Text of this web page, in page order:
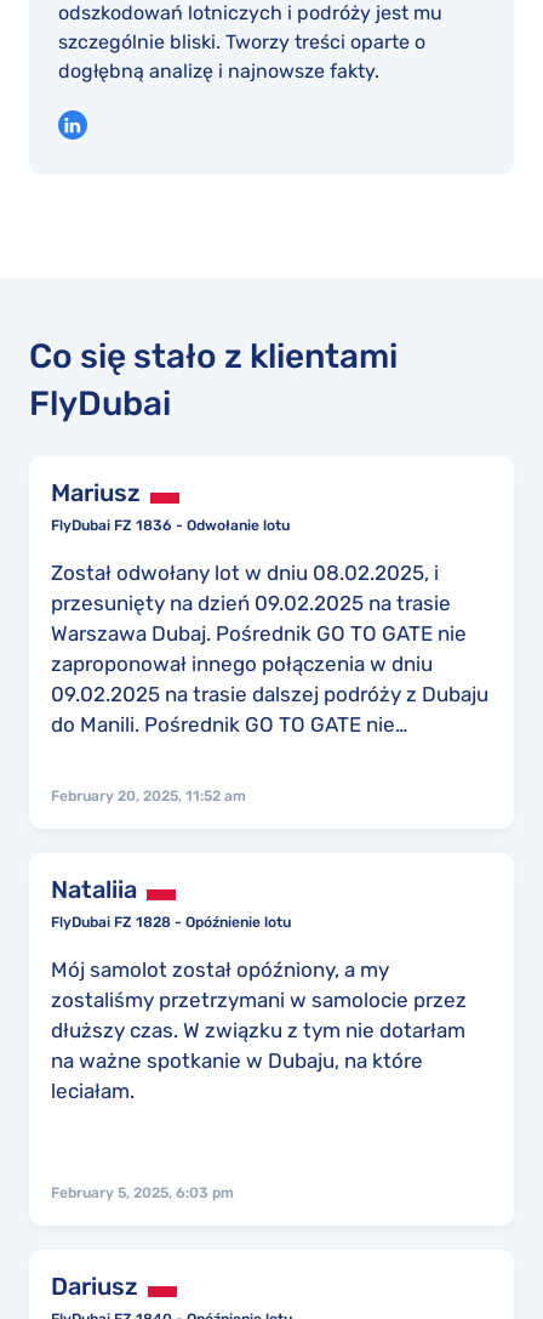
odszkodowań lotniczych i podróży jest mu
szczególnie bliski. Tworzy treści oparte o
dogłębną analizę i najnowsze fakty.
Co się stało z klientami
FlyDubai
Mariusz
FlyDubai FZ 1836 - Odwołanie lotu
Został odwołany lot w dniu 08.02.2025, i
przesunięty na dzień 09.02.2025 na trasie
Warszawa Dubaj. Pośrednik GO TO GATE nie
zaproponował innego połączenia w dniu
09.02.2025 na trasie dalszej podróży z Dubaju
do Manili. Pośrednik GO TO GATE nie
odwołanie rezerwacji w całości czyli lotów na
Dubaj-Warszawa. Poniosłem dodatkowe
koszty związane z wykupionymi trzema
lotami na terenie Filipin takimi jak Manila-
Caticlan, Caticlan-Cebu, oraz Cebu-Manila.
February 20, 2025, 11:52 am
Nataliia
FlyDubai FZ 1828 - Opóźnienie lotu
Mój samolot został opóźniony, a my
zostaliśmy przetrzymani w samolocie przez
dłuższy czas. W związku z tym nie dotarłam
na ważne spotkanie w Dubaju, na które
leciałam.
February 5, 2025, 6:03 pm
Dariusz